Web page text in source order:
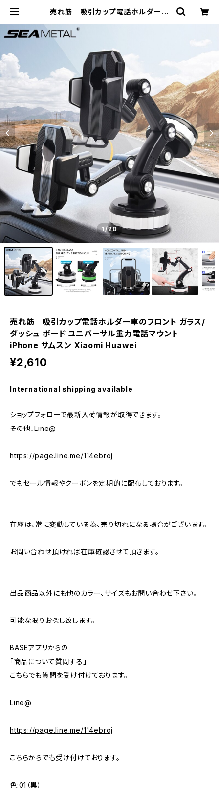
売れ筋 吸引カップ電話ホルダー車
ニバーサル重力電話マウント iPhon
e サムスン Xiaomi Huawei | 車＆
ら3万点以上揃う「成幸商店」
1/20
売れ筋 吸引カップ電話ホルダー車のフロント ガラス/
ダッシュ ボード ユニバーサル重力電話マウント
iPhone サムスン Xiaomi Huawei
¥2,610
International shipping available
ショップフォローで最新入荷情報が取得できます。
その他、Line@
https://page.line.me/114ebroj
でもセール情報やクーポンを定期的に配布しております。
在庫は、常に変動している為、売り切れになる場合がございます。
お問い合わせ頂ければ在庫確認させて頂きます。
出品商品以外にも他のカラー、サイズもお問い合わせ下さい。
可能な限りお探し致します。
BASEアプリからの
「商品について質問する」
こちらでも質問を受け付けております。
Line@
https://page.line.me/114ebroj
こちらからでも受け付けております。
色:01（黒）